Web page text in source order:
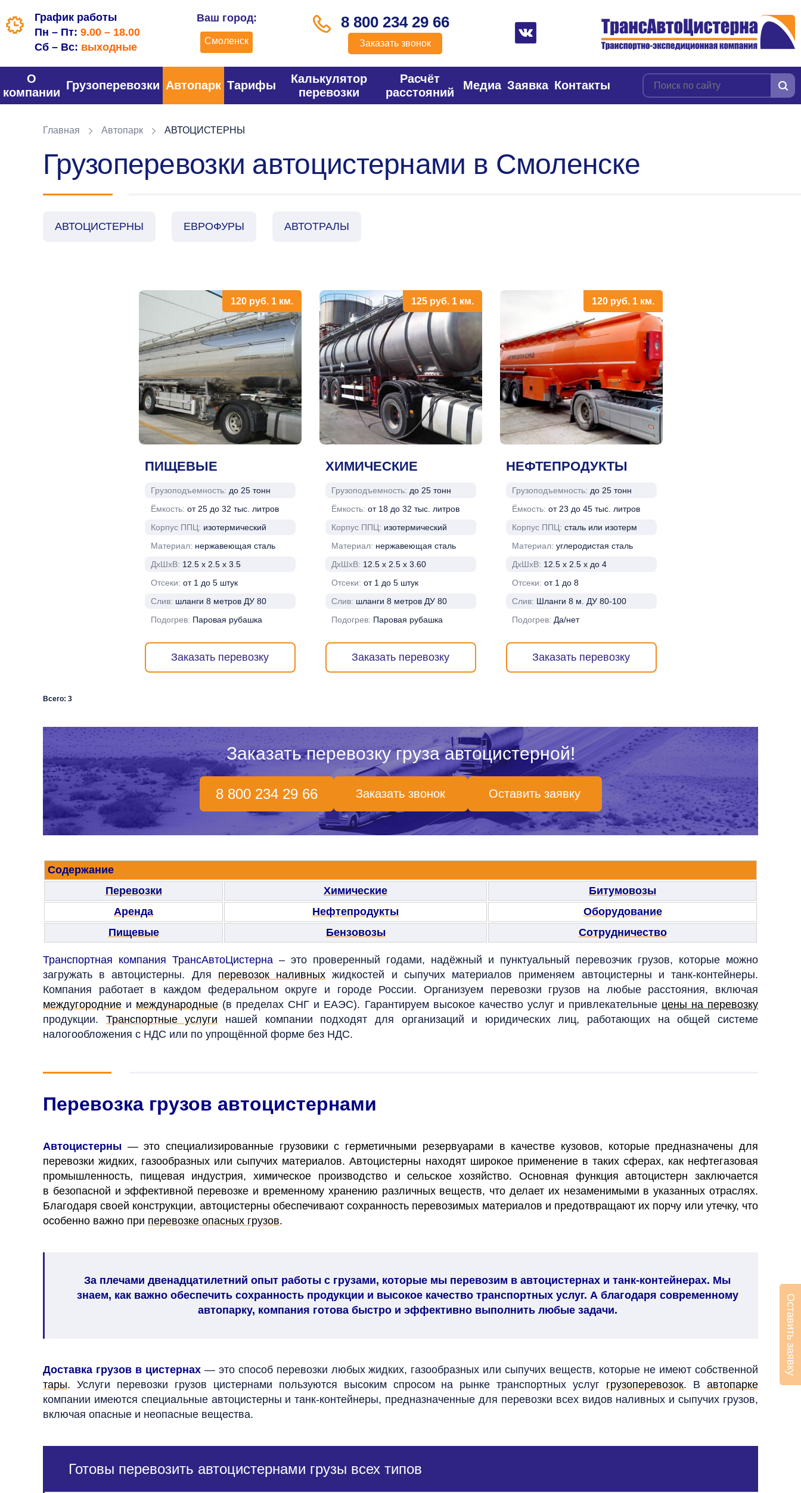
График работы
Пн – Пт: 9.00 – 18.00
Сб – Вс: выходные
Ваш город:
Смоленск
8 800 234 29 66
Заказать звонок
О
компании
Грузоперевозки Автопарк Тарифы
Калькулятор
перевозки
Расчёт
расстояний
Медиа Заявка Контакты
Главная Автопарк АВТОЦИСТЕРНЫ
Грузоперевозки автоцистернами в Смоленске
АВТОЦИСТЕРНЫ ЕВРОФУРЫ АВТОТРАЛЫ
ПИЩЕВЫЕ
Грузоподъемность: до 25 тонн
Ёмкость: от 25 до 32 тыс. литров
Корпус ППЦ: изотермический
Материал: нержавеющая сталь
ДхШхВ: 12.5 х 2.5 х 3.5
Отсеки: от 1 до 5 штук
Слив: шланги 8 метров ДУ 80
Подогрев: Паровая рубашка
120 руб. 1 км.
Заказать перевозку
ХИМИЧЕСКИЕ
Грузоподъемность: до 25 тонн
Ёмкость: от 18 до 32 тыс. литров
Корпус ППЦ: изотермический
Материал: нержавеющая сталь
ДхШхВ: 12.5 х 2.5 х 3.60
Отсеки: от 1 до 5 штук
Слив: шланги 8 метров ДУ 80
Подогрев: Паровая рубашка
125 руб. 1 км.
Заказать перевозку
НЕФТЕПРОДУКТЫ
Грузоподъемность: до 25 тонн
Ёмкость: от 23 до 45 тыс. литров
Корпус ППЦ: сталь или изотерм
Материал: углеродистая сталь
ДхШхВ: 12.5 х 2.5 х до 4
Отсеки: от 1 до 8
Слив: Шланги 8 м. ДУ 80-100
Подогрев: Да/нет
120 руб. 1 км.
Заказать перевозку
Всего: 3
Заказать перевозку груза автоцистерной!
8 800 234 29 66 Заказать звонок Оставить заявку
Содержание
Перевозки
Химические
Битумовозы
Аренда
Нефтепродукты
Оборудование
Пищевые
Бензовозы Сотрудничество
Транспортная компания ТрансАвтоЦистерна – это проверенный годами, надёжный и пунктуальный перевозчик грузов, которые можно
загружать в автоцистерны. Для перевозок наливных жидкостей и сыпучих материалов применяем автоцистерны и танк-контейнеры.
Компания работает в каждом федеральном округе и городе России. Организуем перевозки грузов на любые расстояния, включая
междугородние и международные (в пределах СНГ и ЕАЭС). Гарантируем высокое качество услуг и привлекательные цены на перевозку
продукции. Транспортные услуги нашей компании подходят для организаций и юридических лиц, работающих на общей системе
налогообложения с НДС или по упрощённой форме без НДС.
Перевозка грузов автоцистернами
Автоцистерны — это специализированные грузовики с герметичными резервуарами в качестве кузовов, которые предназначены для
перевозки жидких, газообразных или сыпучих материалов. Автоцистерны находят широкое применение в таких сферах, как нефтегазовая
промышленность, пищевая индустрия, химическое производство и сельское хозяйство. Основная функция автоцистерн заключается
в безопасной и эффективной перевозке и временному хранению различных веществ, что делает их незаменимыми в указанных отраслях.
Благодаря своей конструкции, автоцистерны обеспечивают сохранность перевозимых материалов и предотвращают их порчу или утечку, что
особенно важно при перевозке опасных грузов.
За плечами двенадцатилетний опыт работы с грузами, которые мы перевозим в автоцистернах и танк-контейнерах. Мы
знаем, как важно обеспечить сохранность продукции и высокое качество транспортных услуг. А благодаря современному
автопарку, компания готова быстро и эффективно выполнить любые задачи.
Доставка грузов в цистернах— это способ перевозки любых жидких, газообразных или сыпучих веществ, которые не имеют собственной
тары. Услуги перевозки грузов цистернами пользуются высоким спросом на рынке транспортных услуг грузоперевозок. Вавтопарке
компании имеются специальные автоцистерны и танк-контейнеры, предназначенные для перевозки всех видов наливных и сыпучих грузов,
включая опасные и неопасные вещества.
Готовы перевозить автоцистернами грузы всех типов
Оставить заявку